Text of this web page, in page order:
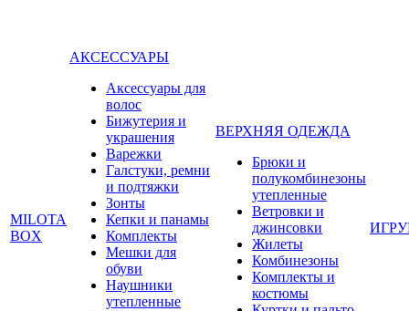
MILOTA
BOX
АКСЕССУАРЫ
Аксессуары для
волос
Бижутерия и
украшения
Варежки
Галстуки, ремни
и подтяжки
Зонты
Кепки и панамы
Комплекты
Мешки для
обуви
Наушники
утепленные
ВЕРХНЯЯ ОДЕЖДА
Брюки и
полукомбинезоны
утепленные
Ветровки и
джинсовки
Жилеты
Комбинезоны
Комплекты и
костюмы